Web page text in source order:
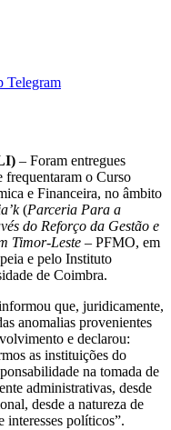
Telegram
– Foram entregues
frequentaram o Curso
e Financeira, no âmbito
(Parceria Para a
do Reforço da Gestão e
Timor-Leste – PFMO, em
e pelo Instituto
de Coimbra.
que, juridicamente,
anomalias provenientes
e declarou:
as instituições do
na tomada de
administrativas, desde
desde a natureza de
interesses políticos”.